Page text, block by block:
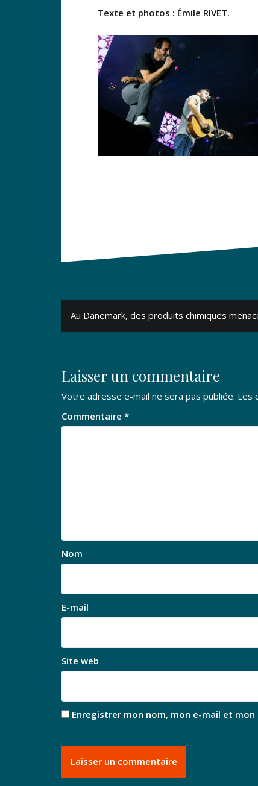
Texte et photos : Émile RIVET.
Navigation
de
Au Danemark, des produits chimiques
Laisser un commentaire
Votre adresse e-mail ne sera pas publiée. Les
Commentaire *
Nom
E-mail
Site web
Enregistrer mon nom, mon e-mail et